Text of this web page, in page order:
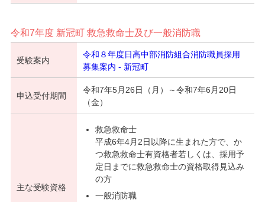
令和7年度 新冠町 救急救命士及び一般消防職
受験案内
令和８年度日高中部消防組合消防職員採用
募集案内 - 新冠町
申込受付期間
令和7年5月26日（月）～令和7年6月20日
（金）
主な受験資格
救急救命士
平成6年4月2日以降に生まれた方で、か
つ救急救命士有資格者若しくは、採用予
定日までに救急救命士の資格取得見込み
の方
一般消防職